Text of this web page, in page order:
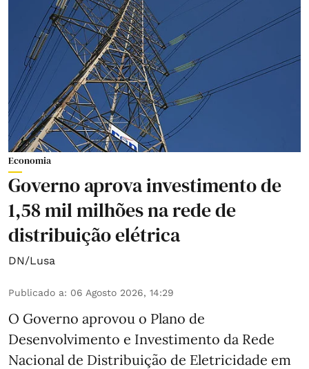
Economia
Governo aprova investimento de
1,58 mil milhões na rede de
distribuição elétrica
DN/Lusa
Publicado a: 06 Agosto 2026, 14:29
O Governo aprovou o Plano de
Desenvolvimento e Investimento da Rede
Nacional de Distribuição de Eletricidade em